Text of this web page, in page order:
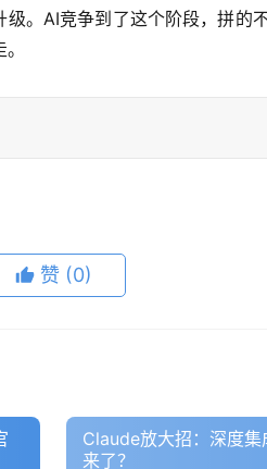
。AI竞争到了这个阶段，拼的
赞 (0)
Claude放大招：深度
来了？